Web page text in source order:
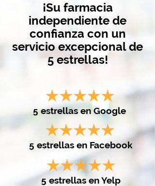
¡Su farmacia
independiente de
confianza con un
servicio excepcional de
5 estrellas!
5 estrellas en Google
5 estrellas en Facebook
5 estrellas en Yelp